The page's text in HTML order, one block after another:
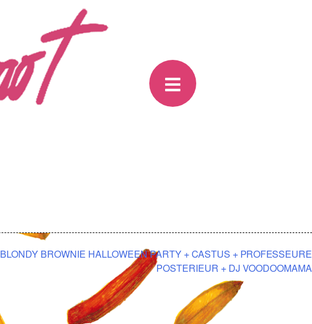
BLONDY BROWNIE HALLOWEEN PARTY + CASTUS + PROFESSEURE
POSTERIEUR + DJ VOODOOMAMA